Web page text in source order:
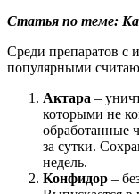
Статья по теме:
Среди препаратов с
популярными
Актара –
которыми не
обработанные
за сутки.
недель.
Конфидор –